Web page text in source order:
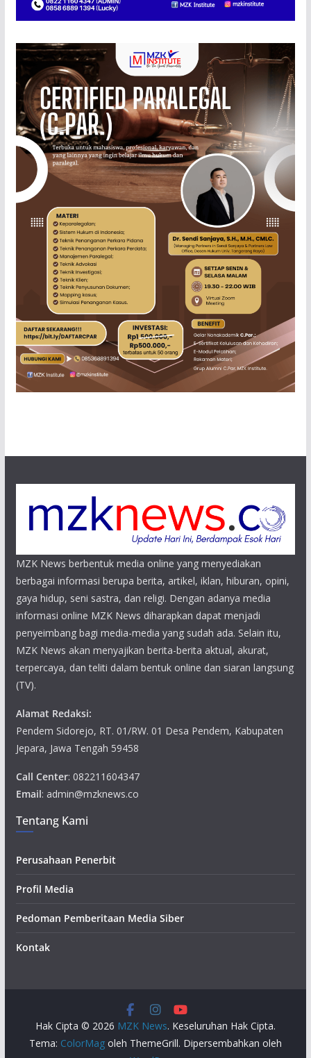
MZK News berbentuk media online yang menyediakan
berbagai informasi berupa berita, artikel, iklan, hiburan, opini,
gaya hidup, seni sastra, dan religi. Dengan adanya media
informasi online MZK News diharapkan dapat menjadi
penyeimbang bagi media-media yang sudah ada. Selain itu,
MZK News akan menyajikan berita-berita aktual, akurat,
terpercaya, dan teliti dalam bentuk online dan siaran langsung
(TV).
Alamat Redaksi:
Pendem Sidorejo, RT. 01/RW. 01 Desa Pendem, Kabupaten
Jepara, Jawa Tengah 59458
Call Center: 082211604347
Email: admin@mzknews.co
Tentang Kami
Perusahaan Penerbit
Profil Media
Pedoman Pemberitaan Media Siber
Kontak
Hak Cipta © 2026 MZK News. Keseluruhan Hak Cipta.
Tema: ColorMagoleh ThemeGrill. Dipersembahkan oleh